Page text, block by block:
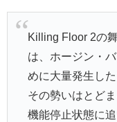
Killing Floor 2の
は、ホージン・
めに大量発生し
その勢いはとど
機能停止状態に